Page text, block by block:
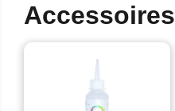
Accessoires